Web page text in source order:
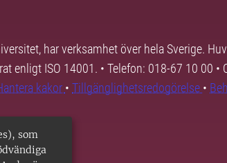
som
har verksamhet över hela Sverige.
enligt ISO 14001. • Telefon: 018-67 10 00 •
kakor • Tillgänglighetsredogörelse •